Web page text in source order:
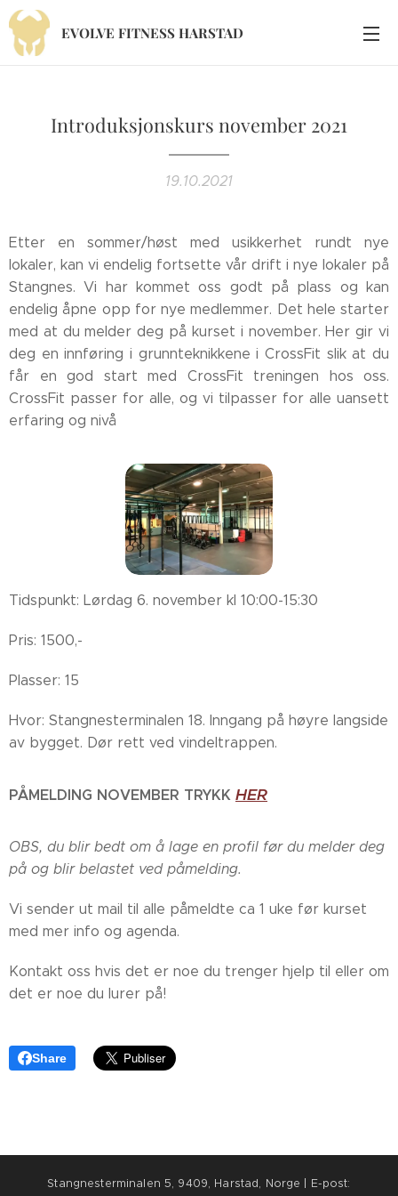
EVOLVE FITNESS HARSTAD
Introduksjonskurs november 2021
19.10.2021
Etter en sommer/høst med usikkerhet rundt nye
lokaler, kan vi endelig fortsette vår drift i nye lokaler på
Stangnes. Vi har kommet oss godt på plass og kan
endelig åpne opp for nye medlemmer. Det hele starter
med at du melder deg på kurset i november. Her gir vi
deg en innføring i grunnteknikkene i CrossFit slik at du
får en god start med CrossFit treningen hos oss.
CrossFit passer for alle, og vi tilpasser for alle uansett
erfaring og nivå
Tidspunkt: Lørdag 6. november kl 10:00-15:30
Pris: 1500,-
Plasser: 15
Hvor: Stangnesterminalen 18. Inngang på høyre langside
av bygget. Dør rett ved vindeltrappen.
PÅMELDING NOVEMBER TRYKK HER
OBS, du blir bedt om å lage en profil før du melder deg
på og blir belastet ved påmelding.
Vi sender ut mail til alle påmeldte ca 1 uke før kurset
med mer info og agenda.
Kontakt oss hvis det er noe du trenger hjelp til eller om
det er noe du lurer på!
Share
Stangnesterminalen 5, 9409, Harstad, Norge | E-post: